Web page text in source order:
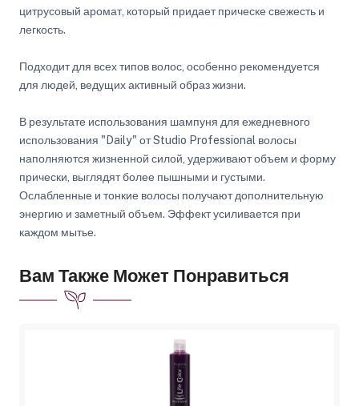
цитрусовый аромат, который придает прическе свежесть и
легкость.
Подходит для всех типов волос, особенно рекомендуется
для людей, ведущих активный образ жизни.
В результате использования шампуня для ежедневного
использования "Daily" от Studio Professional волосы
наполняются жизненной силой, удерживают объем и форму
прически, выглядят более пышными и густыми.
Ослабленные и тонкие волосы получают дополнительную
энергию и заметный объем. Эффект усиливается при
каждом мытье.
Вам Также Может Понравиться